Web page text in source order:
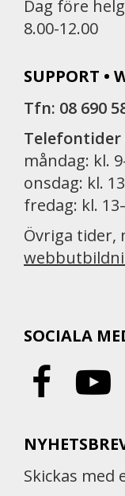
Dag före
8.00-12.00
SUPPORT •
Tfn: 08 690
Telefontider
måndag: kl.
onsdag: kl.
fredag: kl.
Övriga tider,
SOCIALA
Skickas med